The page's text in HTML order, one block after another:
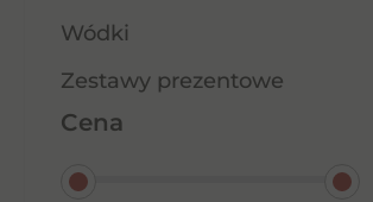
Wódki
Zestawy prezentowe
Cena